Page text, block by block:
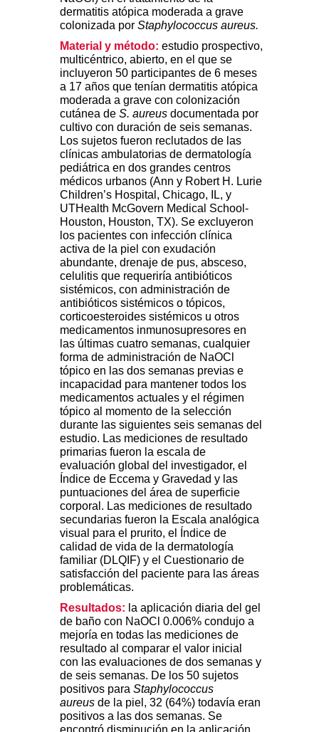
dermatitis atópica moderada a grave
colonizada por Staphylococcus aureus.
Material y método: estudio prospectivo,
multicéntrico, abierto, en el que se
incluyeron 50 participantes de 6 meses
a 17 años que tenían dermatitis atópica
moderada a grave con colonización
cutánea de S. aureus documentada por
cultivo con duración de seis semanas.
Los sujetos fueron reclutados de las
clínicas ambulatorias de dermatología
pediátrica en dos grandes centros
médicos urbanos (Ann y Robert H. Lurie
Children’s Hospital, Chicago, IL, y
UTHealth McGovern Medical School-
Houston, Houston, TX). Se excluyeron
los pacientes con infección clínica
activa de la piel con exudación
abundante, drenaje de pus, absceso,
celulitis que requeriría antibióticos
sistémicos, con administración de
antibióticos sistémicos o tópicos,
corticoesteroides sistémicos u otros
medicamentos inmunosupresores en
las últimas cuatro semanas, cualquier
forma de administración de NaOCl
tópico en las dos semanas previas e
incapacidad para mantener todos los
medicamentos actuales y el régimen
tópico al momento de la selección
durante las siguientes seis semanas del
estudio. Las mediciones de resultado
primarias fueron la escala de
evaluación global del investigador, el
Índice de Eccema y Gravedad y las
puntuaciones del área de superficie
corporal. Las mediciones de resultado
secundarias fueron la Escala analógica
visual para el prurito, el Índice de
calidad de vida de la dermatología
familiar (DLQIF) y el Cuestionario de
satisfacción del paciente para las áreas
problemáticas.
Resultados: la aplicación diaria del gel
de baño con NaOCl 0.006% condujo a
mejoría en todas las mediciones de
resultado al comparar el valor inicial
con las evaluaciones de dos semanas y
de seis semanas. De los 50 sujetos
positivos para Staphylococcus
aureus de la piel, 32 (64%) todavía eran
positivos a las dos semanas. Se
encontró disminución en la aplicación